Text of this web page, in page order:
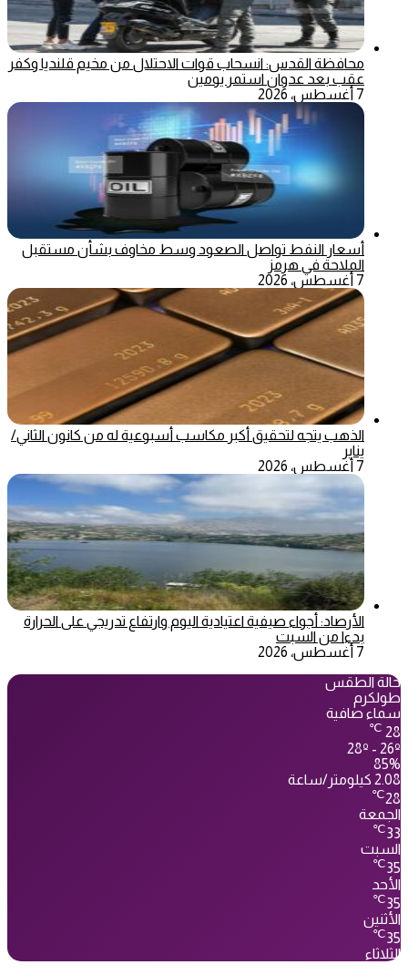
محافظة القدس: انسحاب قوات الاحتلال من مخيم قلنديا وكفر
عقب بعد عدوان استمر يومين
7 أغسطس، 2026
أسعار النفط تواصل الصعود وسط مخاوف بشأن مستقبل
الملاحة في هرمز
7 أغسطس، 2026
الذهب يتجه لتحقيق أكبر مكاسب أسبوعية له من كانون الثاني/
يناير
7 أغسطس، 2026
الأرصاد: أجواء صيفية اعتيادية اليوم وارتفاع تدريجي على الحرارة
بدءا من السبت
7 أغسطس، 2026
حالة الطقس
طولكرم
سماء صافية
28
℃
28º - 26º
85%
2.08 كيلومتر/ساعة
28
℃
الجمعة
33
℃
السبت
35
℃
الأحد
35
℃
الأثنين
35
℃
الثلاثاء